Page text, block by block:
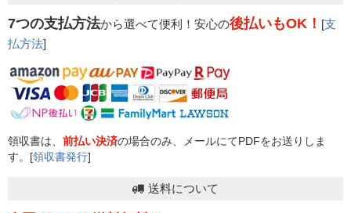
7つの支払方法から選べて便利！安心の後払いもOK！ [支
払方法]
領収書は、 前払い決済の場合のみ、メールにてPDFをお送りしま
す。[領収書発行]
送料について